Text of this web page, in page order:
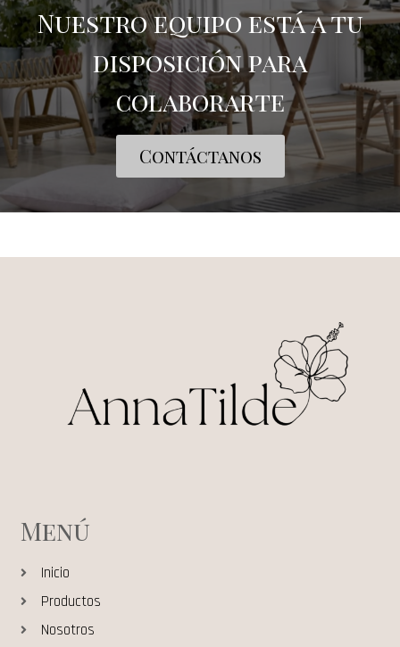
Nuestro equipo está a tu
disposición para
colaborarte
Contáctanos
Menú
Inicio
Productos
Nosotros